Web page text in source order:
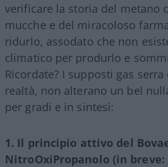
verificare la storia del metano
mucche e del miracoloso
ridurlo, assodato che non
climatico per produrlo e
Ricordate? I supposti gas
realtà, non alterano un bel
per gradi e in sintesi:
1. Il principio attivo del
NitroOxiPropanolo (in breve: